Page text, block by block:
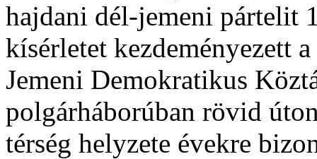
hajdani dél-jemeni pártelit
kísérletet kezdeményezett
Jemeni Demokratikus
polgárháborúban rövid
térség helyzete évekre